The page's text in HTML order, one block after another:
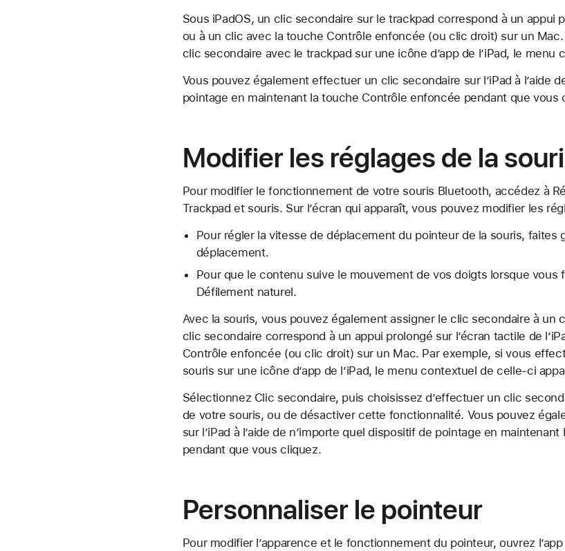
Sous iPadOS, un clic secondaire sur le trackpad correspond à un appui
ou à un clic avec la touche Contrôle enfoncée (ou clic droit) sur un
clic secondaire avec le trackpad sur une icône d’app de l’iPad, le
Vous pouvez également effectuer un clic secondaire sur l’iPad à l’aide
pointage en maintenant la touche Contrôle enfoncée pendant que vous
Modifier les réglages de la
Pour modifier le fonctionnement de votre souris Bluetooth, accédez à
Trackpad et souris. Sur l’écran qui apparaît, vous pouvez modifier les
Pour régler la vitesse de déplacement du pointeur de la souris, faites
déplacement.
Pour que le contenu suive le mouvement de vos doigts lorsque vous
Défilement naturel.
Avec la souris, vous pouvez également assigner le clic secondaire à un
clic secondaire correspond à un appui prolongé sur l’écran tactile de
Contrôle enfoncée (ou clic droit) sur un Mac. Par exemple, si vous
souris sur une icône d’app de l’iPad, le menu contextuel de celle-ci
Sélectionnez Clic secondaire, puis choisissez d’effectuer un clic
de votre souris, ou de désactiver cette fonctionnalité. Vous pouvez
sur l’iPad à l’aide de n’importe quel dispositif de pointage en
pendant que vous cliquez.
Personnaliser le pointeur
Pour modifier l’apparence et le fonctionnement du pointeur, ouvrez